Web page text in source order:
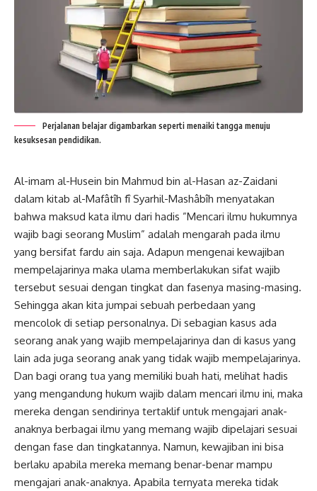
Perjalanan belajar digambarkan seperti menaiki tangga menuju
kesuksesan pendidikan.
Al-imam al-Husein bin Mahmud bin al-Hasan az-Zaidani
dalam kitab al-Mafâtîh fî Syarhil-Mashâbîh menyatakan
bahwa maksud kata ilmu dari hadis ”Mencari ilmu hukumnya
wajib bagi seorang Muslim” adalah mengarah pada ilmu
yang bersifat fardu ain saja. Adapun mengenai kewajiban
mempelajarinya maka ulama memberlakukan sifat wajib
tersebut sesuai dengan tingkat dan fasenya masing-masing.
Sehingga akan kita jumpai sebuah perbedaan yang
mencolok di setiap personalnya. Di sebagian kasus ada
seorang anak yang wajib mempelajarinya dan di kasus yang
lain ada juga seorang anak yang tidak wajib mempelajarinya.
Dan bagi orang tua yang memiliki buah hati, melihat hadis
yang mengandung hukum wajib dalam mencari ilmu ini, maka
mereka dengan sendirinya tertaklif untuk mengajari anak-
anaknya berbagai ilmu yang memang wajib dipelajari sesuai
dengan fase dan tingkatannya. Namun, kewajiban ini bisa
berlaku apabila mereka memang benar-benar mampu
mengajari anak-anaknya. Apabila ternyata mereka tidak